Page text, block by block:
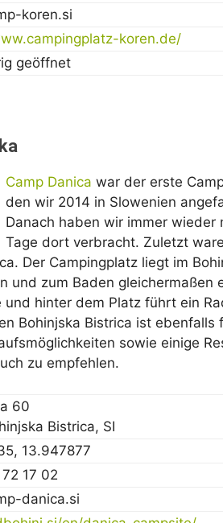
koren.si
koren.de/
geöffnet
Camp Danica war der erste
den wir 2014 in Slowenien
Danach haben wir immer wieder
Tage dort verbracht. Zuletzt
Der Campingplatz liegt im
und zum Baden gleichermaßen
hinter dem Platz führt ein
Bohinjska Bistrica ist ebenfalls
sowie einige
zu empfehlen.
60
Bistrica, SI
13.947877
17 02
danica.si